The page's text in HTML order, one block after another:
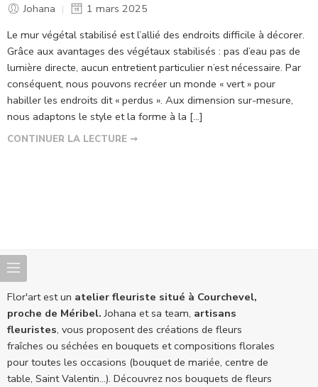
Johana
1 mars 2025
Le mur végétal stabilisé est l’allié des endroits difficile à décorer.
Grâce aux avantages des végétaux stabilisés : pas d’eau pas de
lumière directe, aucun entretient particulier n’est nécessaire. Par
conséquent, nous pouvons recréer un monde « vert » pour
habiller les endroits dit « perdus ». Aux dimension sur-mesure,
nous adaptons le style et la forme à la […]
CONTINUER LA LECTURE ➞
Flor'art est un atelier fleuriste situé à Courchevel,
proche de Méribel. Johana et sa team, artisans
fleuristes, vous proposent des créations de fleurs
fraîches ou séchées en bouquets et compositions florales
pour toutes les occasions (bouquet de mariée, centre de
table, Saint Valentin...). Découvrez nos bouquets de fleurs